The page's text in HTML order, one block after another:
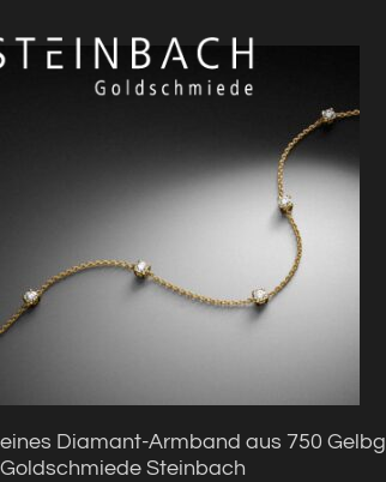
eines Diamant-Armband aus 750
Goldschmiede Steinbach